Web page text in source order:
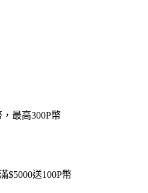
，最高300P幣
$5000送100P幣